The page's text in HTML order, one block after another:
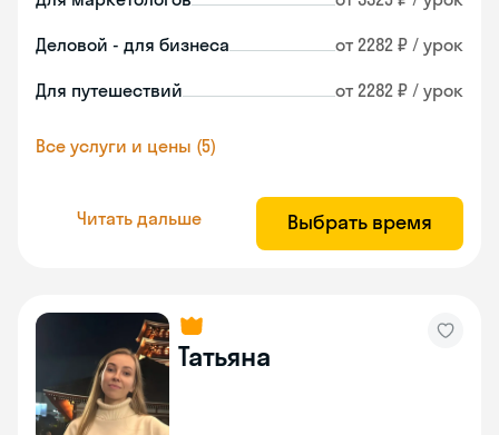
Деловой - для бизнеса от 2282 ₽ / урок
Для путешествий от 2282 ₽ / урок
Все услуги и цены (5)
Читать дальше Выбрать время
Татьяна